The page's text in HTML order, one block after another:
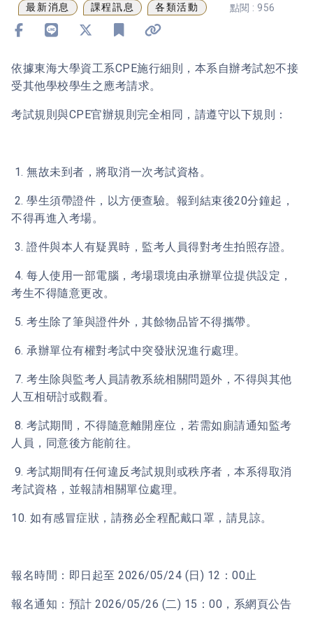
最新消息 課程訊息 各類活動 點閱 : 956
依據東海大學資工系CPE施行細則，本系自辦考試恕不接
受其他學校學生之應考請求。
考試規則與CPE官辦規則完全相同，請遵守以下規則：
1. 無故未到者，將取消一次考試資格。
2. 學生須帶證件，以方便查驗。報到結束後20分鐘起，
不得再進入考場。
3. 證件與本人有疑異時，監考人員得對考生拍照存證。
4. 每人使用一部電腦，考場環境由承辦單位提供設定，
考生不得隨意更改。
5. 考生除了筆與證件外，其餘物品皆不得攜帶。
6. 承辦單位有權對考試中突發狀況進行處理。
7. 考生除與監考人員請教系統相關問題外，不得與其他
人互相研討或觀看。
8. 考試期間，不得隨意離開座位，若需如廁請通知監考
人員，同意後方能前往。
9. 考試期間有任何違反考試規則或秩序者，本系得取消
考試資格，並報請相關單位處理。
10. 如有感冒症狀，請務必全程配戴口罩，請見諒。
報名時間：即日起至 2026/05/24 (日) 12：00止
報名通知：預計 2026/05/26 (二) 15：00，系網頁公告